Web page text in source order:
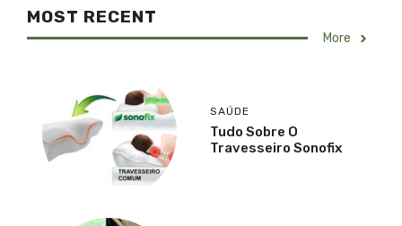
MOST RECENT
More
SAÚDE
Tudo Sobre O
Travesseiro Sonofix